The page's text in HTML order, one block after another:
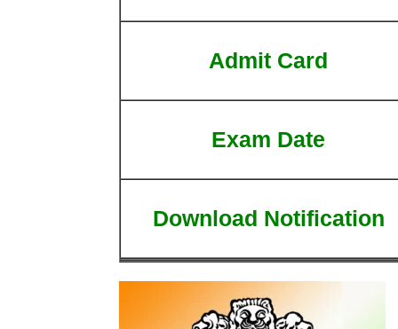
Admit Card
Exam Date
Download Notification